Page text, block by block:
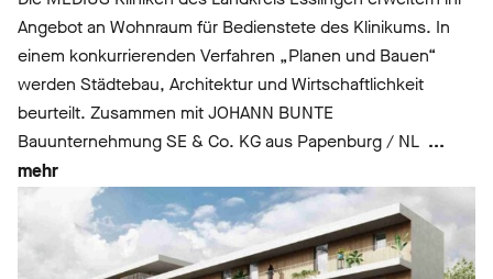
Angebot an Wohnraum für Bedienstete des Klinikums. In
einem konkurrierenden Verfahren „Planen und Bauen“
werden Städtebau, Architektur und Wirtschaftlichkeit
beurteilt. Zusammen mit JOHANN BUNTE
Bauunternehmung SE & Co. KG aus Papenburg / NL ...
mehr